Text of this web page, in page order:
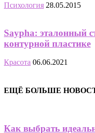
Психология 28.05.2015
Saypha: эталонный
контурной пластике
Красота 06.06.2021
ЕЩЁ БОЛЬШЕ
Как выбрать